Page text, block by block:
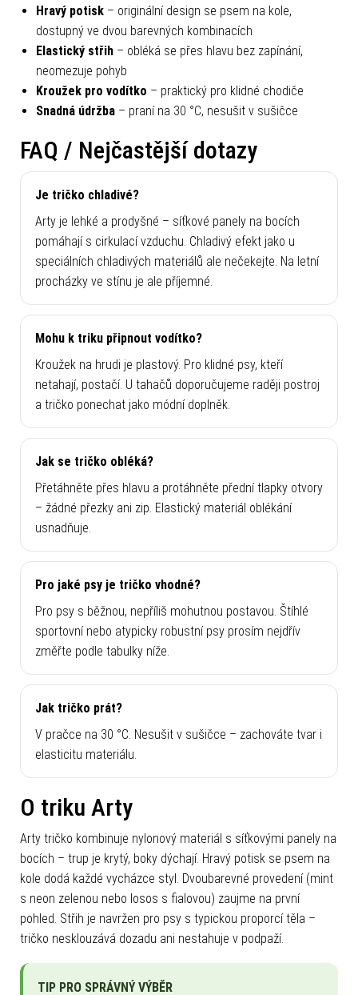
Hravý potisk – originální design se psem na kole,
dostupný ve dvou barevných kombinacích
Elastický střih – obléká se přes hlavu bez zapínání,
neomezuje pohyb
Kroužek pro vodítko – praktický pro klidné chodiče
Snadná údržba – praní na 30 °C, nesušit v sušičce
FAQ / Nejčastější dotazy
Je tričko chladivé?
Arty je lehké a prodyšné – síťkové panely na bocích
pomáhají s cirkulací vzduchu. Chladivý efekt jako u
speciálních chladivých materiálů ale nečekejte. Na letní
procházky ve stínu je ale příjemné.
Mohu k triku připnout vodítko?
Kroužek na hrudi je plastový. Pro klidné psy, kteří
netahají, postačí. U tahačů doporučujeme raději postroj
a tričko ponechat jako módní doplněk.
Jak se tričko obléká?
Přetáhněte přes hlavu a protáhněte přední tlapky otvory
– žádné přezky ani zip. Elastický materiál oblékání
usnadňuje.
Pro jaké psy je tričko vhodné?
Pro psy s běžnou, nepříliš mohutnou postavou. Štíhlé
sportovní nebo atypicky robustní psy prosím nejdřív
změřte podle tabulky níže.
Jak tričko prát?
V pračce na 30 °C. Nesušit v sušičce – zachováte tvar i
elasticitu materiálu.
O triku Arty
Arty tričko kombinuje nylonový materiál s síťkovými panely na
bocích – trup je krytý, boky dýchají. Hravý potisk se psem na
kole dodá každé vycházce styl. Dvoubarevné provedení (mint
s neon zelenou nebo losos s fialovou) zaujme na první
pohled. Střih je navržen pro psy s typickou proporcí těla –
tričko nesklouzává dozadu ani nestahuje v podpaží.
TIP PRO SPRÁVNÝ VÝBĚR